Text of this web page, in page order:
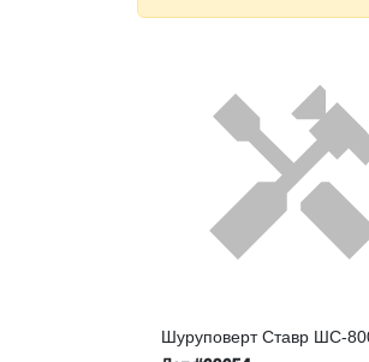
Шуруповерт Ставр ШС-